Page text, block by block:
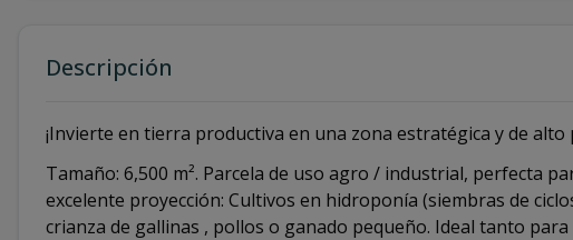
Descripción
¡Invierte en tierra productiva en una zona estratégica y de alto
Tamaño: 6,500 m². Parcela de uso agro / industrial, perfecta
excelente proyección: Cultivos en hidroponía (siembras de
crianza de gallinas , pollos o ganado pequeño. Ideal tanto